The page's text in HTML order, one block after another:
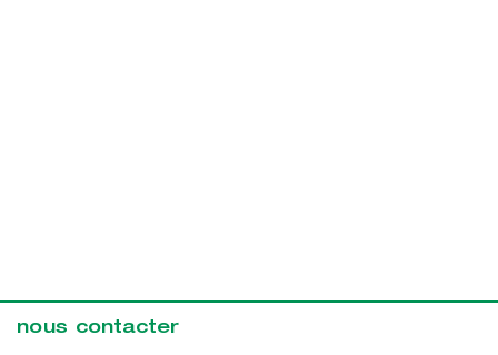
nous contacter